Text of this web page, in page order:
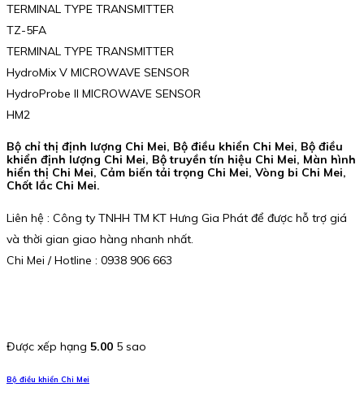
TERMINAL TYPE TRANSMITTER
TZ-5FA
TERMINAL TYPE TRANSMITTER
HydroMix V MICROWAVE SENSOR
HydroProbe II MICROWAVE SENSOR
HM2
Bộ chỉ thị định lượng Chi Mei, Bộ điều khiển Chi Mei, Bộ điều
khiển định lượng Chi Mei, Bộ truyền tín hiệu Chi Mei, Màn hình
hiển thị Chi Mei, Cảm biến tải trọng Chi Mei, Vòng bi Chi Mei,
Chốt lắc Chi Mei.
Liên hệ : Công ty TNHH TM KT Hưng Gia Phát để được hỗ trợ giá
và thời gian giao hàng nhanh nhất.
Chi Mei / Hotline : 0938 906 663
Được xếp hạng 5.00 5 sao
Bộ điều khiển Chi Mei